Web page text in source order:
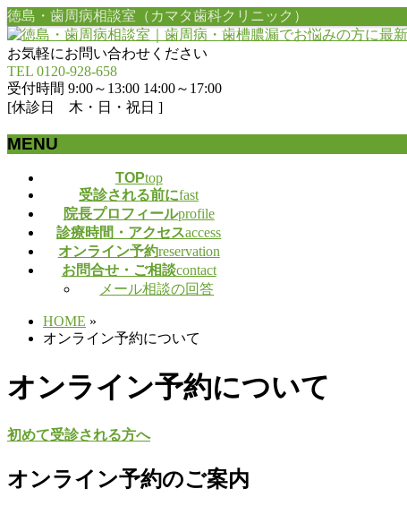
徳島・歯周病相談室（カマタ歯科クリニック）
お気軽にお問い合わせください
TEL 0120-928-658
受付時間 9:00～13:00 14:00～17:00
[休診日 木・日・祝日 ]
MENU
TOPtop
受診される前にfast
院長プロフィールprofile
診療時間・アクセスaccess
オンライン予約reservation
お問合せ・ご相談contact
メール相談の回答
HOME »
オンライン予約について
オンライン予約について
初めて受診される方へ
オンライン予約のご案内